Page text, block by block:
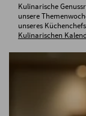
Kulinarische
unsere
unseres
Kulinarischen